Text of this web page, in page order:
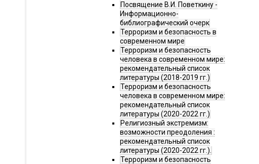
Посвящение В.И. Поветкину -
Информационно-
библиографический очерк
Терроризм и безопасность в
современном мире
Терроризм и безопасность
человека в современном мире:
рекомендательный список
литературы (2018-2019 гг.)
Терроризм и безопасность
человека в современном мире:
рекомендательный список
литературы (2020-2022 гг.)
Религиозный экстремизм:
возможности преодоления :
рекомендательный список
литературы (2020-2022 гг.).
Терроризм и безопасность